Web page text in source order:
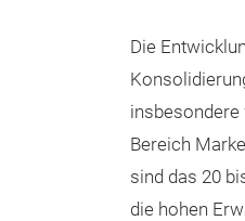
Die
insbesondere
Bereich
sind das 20
die hohen